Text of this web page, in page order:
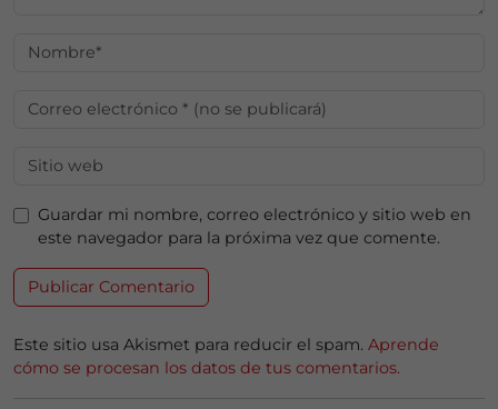
Guardar mi nombre, correo electrónico y sitio web en
este navegador para la próxima vez que comente.
Este sitio usa Akismet para reducir el spam. Aprende
cómo se procesan los datos de tus comentarios.